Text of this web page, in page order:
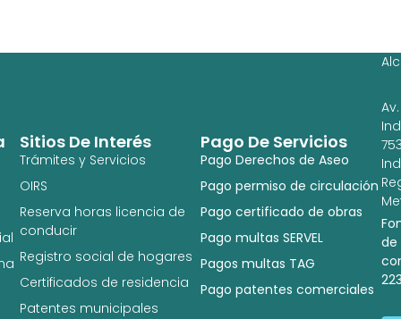
Pago De Servicios
Pago Derechos de Aseo
Pago permiso de circulación
Pago certificado de obras
Pago multas SERVEL
Pagos multas TAG
Pago patentes comerciales
Sitios De Interés
Trámites y Servicios
OIRS
Reserva horas licencia de
conducir
Registro social de hogares
Certificados de residencia
Patentes municipales
Av.
de